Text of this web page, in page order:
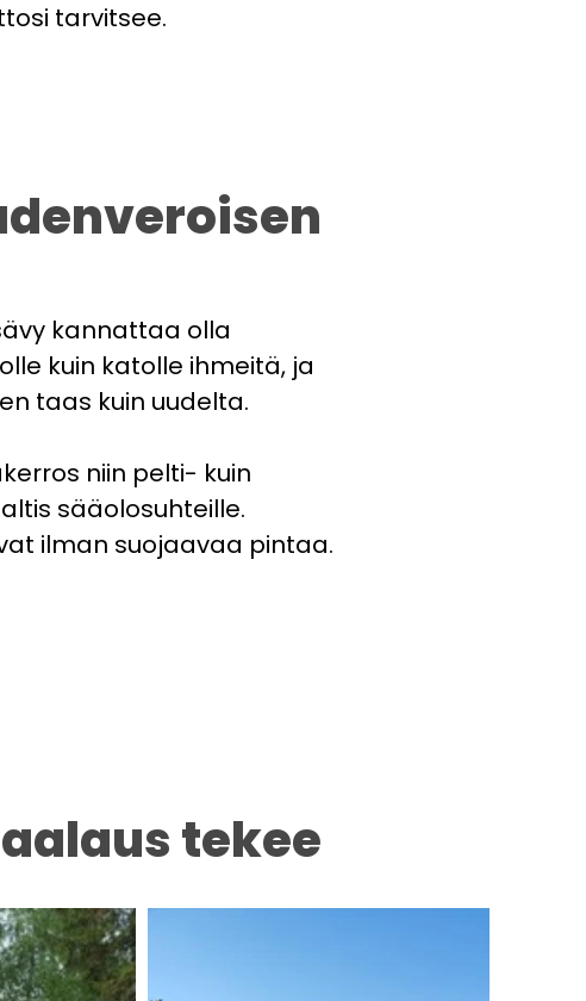
tarvitsee.
kannattaa olla
kuin katolle ihmeitä, ja
taas kuin uudelta.
niin pelti- kuin
sääolosuhteille.
ilman suojaavaa pintaa.
tekee